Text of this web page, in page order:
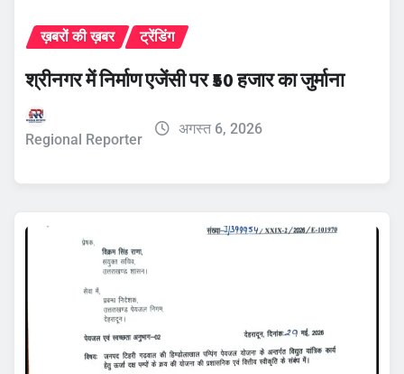
ख़बरों की ख़बर ट्रेंडिंग
श्रीनगर में निर्माण एजेंसी पर ₹50 हजार का जुर्माना
Regional Reporter
अगस्त 6, 2026